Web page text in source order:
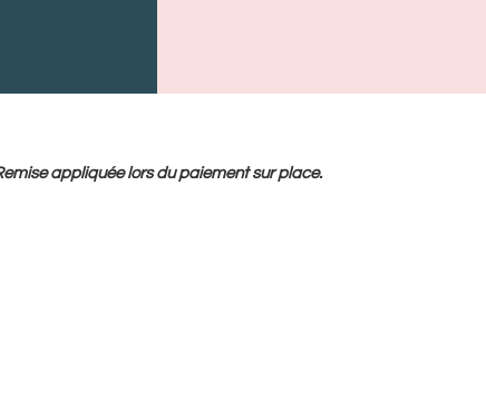
appliquée lors du paiement sur place.